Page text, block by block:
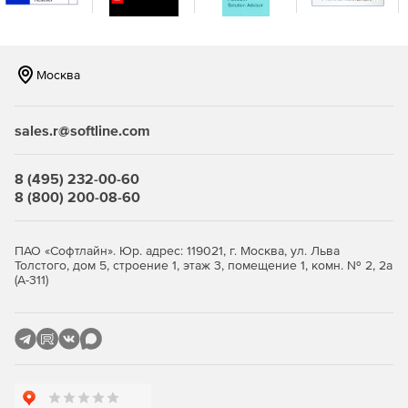
с поддержкой сенсорного ввода – разработка на
интерфейсом для разработки
платформе Windows Phone.
JustCode – анализ исходного кода, проверка ошибок,
среда для создания модульных тестов.
устранения узких мест и достижения оптимальной
Москва
sales.r@softline.com
8 (495) 232-00-60
8 (800) 200-08-60
ПАО «Софтлайн». Юр. адрес: 119021, г. Москва, ул. Льва
Толстого, дом 5, строение 1, этаж 3, помещение 1, комн. № 2, 2а
(А-311)